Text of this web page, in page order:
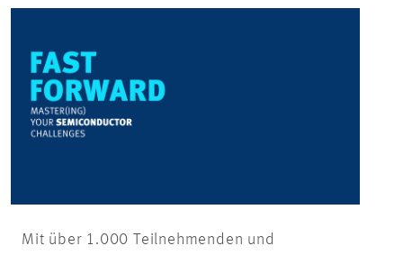
Mit über 1.000 Teilnehmenden und